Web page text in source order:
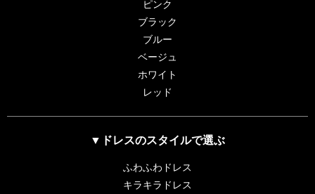
ピンク
ブラック
ブルー
ベージュ
ホワイト
レッド
▼ドレスのスタイルで選ぶ
ふわふわドレス
キラキラドレス